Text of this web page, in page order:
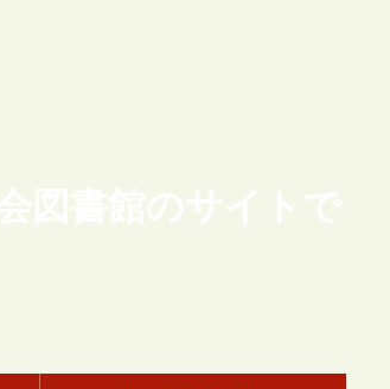
図書館のサイトで